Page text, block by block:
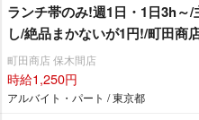
ランチ帯のみ!週1日・1日3h～
し/絶品まかないが1円!/町田商
町田商店 保木間店
時給1,250円
アルバイト・パート / 東京都